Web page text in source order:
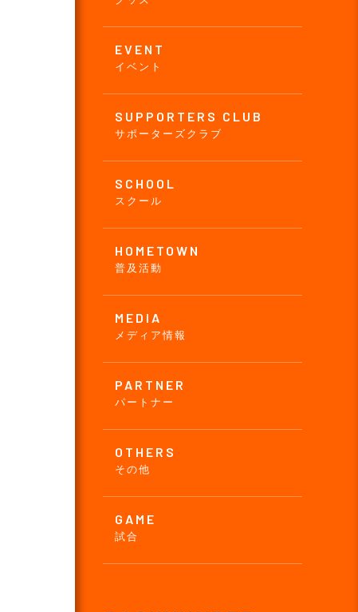
EVENT
イベント
SUPPORTERS CLUB
サポーターズクラブ
SCHOOL
スクール
HOMETOWN
普及活動
MEDIA
メディア情報
PARTNER
パートナー
OTHERS
その他
GAME
試合